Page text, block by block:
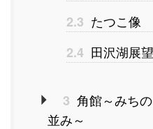
2.3 たつこ像
2.4 田沢湖展
3 角館～みち
並み～